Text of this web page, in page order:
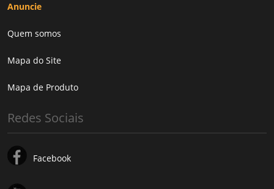
Anuncie
Quem somos
Mapa do Site
Mapa de Produto
Redes Sociais
Facebook